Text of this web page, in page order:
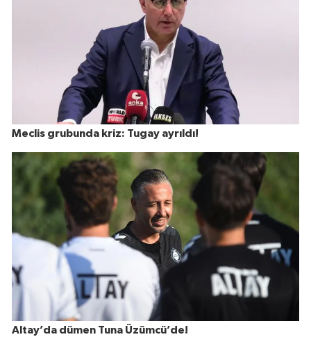
Meclis grubunda kriz: Tugay ayrıldı!
Altay’da dümen Tuna Üzümcü’de!